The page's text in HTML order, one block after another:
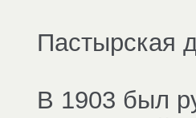
Пастырская
В 1903 был